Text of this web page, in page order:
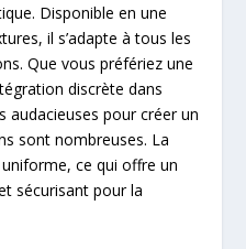
Disponible en une
il s’adapte à tous les
Que vous préfériez une
discrète dans
audacieuses pour créer un
sont nombreuses. La
ce qui offre un
sécurisant pour la